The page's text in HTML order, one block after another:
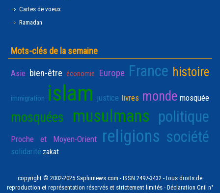
Cartes de voeux
Ramadan
Mots-clés de la semaine
Asie bien-être économie Europe France histoire
immigration islam justice livres monde mosquée
mosquées musulmans politique
Proche et Moyen-Orient religions société
solidarité zakat
copyright © 2002-2025 Saphirnews.com - ISSN 2497-3432 - tous droits de
reproduction et représentation réservés et strictement limités - Déclaration Cnil n°